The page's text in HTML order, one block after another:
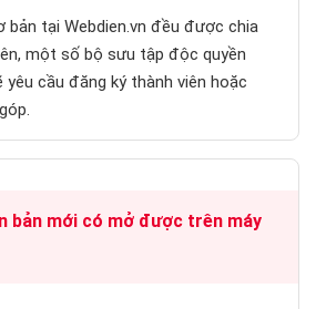
bản tại Webdien.vn đều được chia
một số bộ sưu tập độc quyền
yêu cầu đăng ký thành viên hoặc
bản mới có mở được trên máy